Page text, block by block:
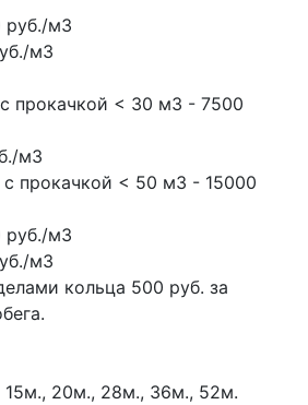
м3
м3
прокачкой < 30 м3 - 7500
м3
прокачкой < 50 м3 - 15000
м3
м3
кольца 500 руб. за
15м., 20м., 28м., 36м., 52м.